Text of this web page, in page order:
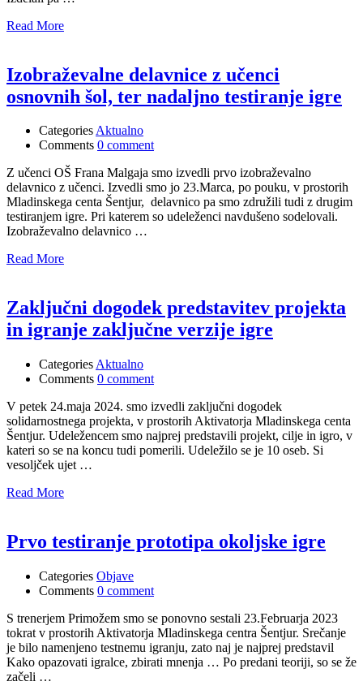
Read More
Izobraževalne delavnice z učenci
osnovnih šol, ter nadaljno testiranje igre
CategoriesAktualno
Comments 0 comment
Z učenci OŠ Frana Malgaja smo izvedli prvo izobraževalno
delavnico z učenci. Izvedli smo jo 23.Marca, po pouku, v prostorih
Mladinskega centa Šentjur, delavnico pa smo združili tudi z drugim
testiranjem igre. Pri katerem so udeleženci navdušeno sodelovali.
Izobraževalno delavnico …
Read More
Zaključni dogodek predstavitev projekta
in igranje zaključne verzije igre
Categories Aktualno
Comments 0 comment
V petek 24.maja 2024. smo izvedli zaključni dogodek
solidarnostnega projekta, v prostorih Aktivatorja Mladinskega centa
Šentjur. Udeležencem smo najprej predstavili projekt, cilje in igro, v
kateri so se na koncu tudi pomerili. Udeležilo se je 10 oseb. Si
vesoljček ujet …
Read More
Prvo testiranje prototipa okoljske igre
Categories Objave
Comments 0 comment
S trenerjem Primožem smo se ponovno sestali 23.Februarja 2023
tokrat v prostorih Aktivatorja Mladinskega centra Šentjur. Srečanje
je bilo namenjeno testnemu igranju, zato naj je najprej predstavil
Kako opazovati igralce, zbirati mnenja … Po predani teoriji, so se že
začeli …